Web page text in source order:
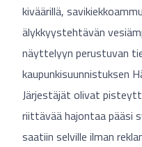
kiväärillä,
älykkyystehtävän
näyttelyyn perustuvan
kaupunkisuunnistuksen
Järjestäjät olivat
riittävää hajontaa pääsi
saatiin selville ilman